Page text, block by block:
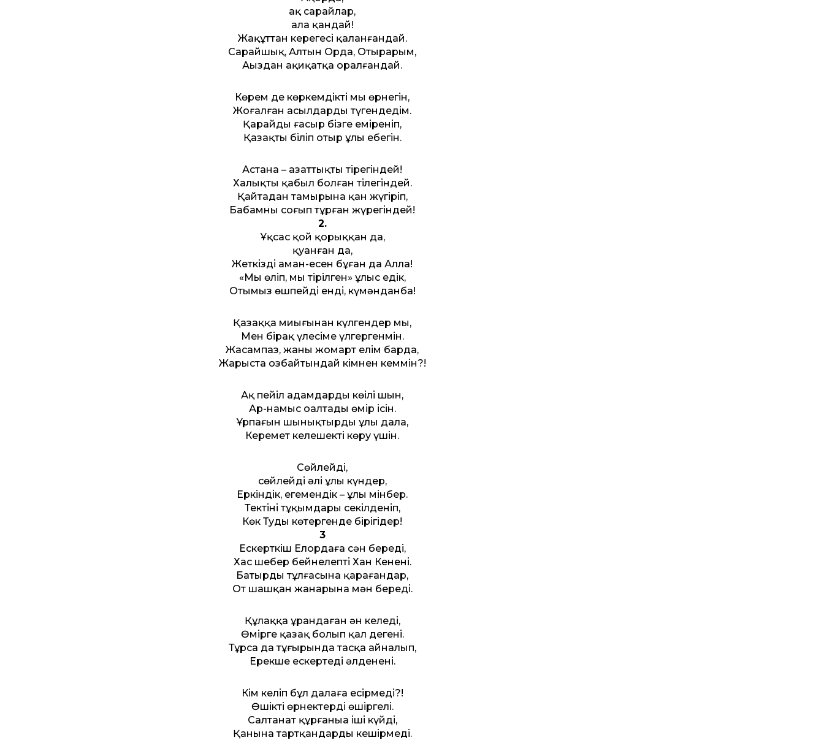
ақ сарайлар,
алаң қандай!
Жақұт­тан керегесі қаланғандай.
Сарайшық, Алтын Орда, Отырарым,
Аңыздан ақиқатқа оралғандай.
Көрем де көркемдіктің мың өрнегін,
Жоғалған асылдарды түгендедім.
Қарайды ғасыр бізге еміреніп,
Қазақтың біліп отыр ұлы еңбегін.
Астана – азат­тықтың тірегіндей!
Халықтың қабыл болған тілегіндей.
Қайтадан тамырына қан жүгіріп,
Бабамның соғып тұрған жүрегіндей!
2.
Ұқсас қой қорыққан да,
қуанған да,
Жеткізді аман-есен бұған да Алла!
«Мың өліп, мың тірілген» ұлыс едік,
Отымыз өшпейді енді, күмәнданба!
Қазаққа миығынан күлгендер мың,
Мен бірақ үлесіме үлгергенмін.
Жасампаз, жаны жомарт елім барда,
Жарыста озбайтындай кімнен кеммін?!
Ақ пейіл адамдардың көңілі шын,
Ар-намыс оңалтады өмір ісін.
Ұрпағын шынықтырды ұлы дала,
Керемет келешекті көру үшін.
Сөйлейді,
сөйлейді әлі ұлы күндер,
Еркіндік, егемендік – ұлы мінбер.
Тектінің тұқымдары секілденіп,
Көк Туды көтергенде бірігіңдер!
3
Ескерткіш Елордаға сән береді,
Хас шебер бейнелепті Хан Кенені.
Батырдың тұлғасына қарағандар,
От шашқан жанарына мән береді.
Құлаққа ұрандаған ән келеді,
Өмірге қазақ болып қал дегені.
Тұрса да тұғырында тасқа айналып,
Ерекше ескертеді әлденені.
Кім келіп бұл далаға есірмеді?!
Өшікті өрнектерді өшіргелі.
Салтанат құрғаныңа іші күйді,
Қанына тартқандарды кешірмеді.